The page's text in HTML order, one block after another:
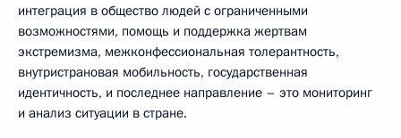
интеграция в общество людей с ограниченными
возможностями, помощь и поддержка жертвам
экстремизма, межконфессиональная толерантность,
внутристрановая мобильность, государственная
идентичность, и последнее направление – это мониторинг
и анализ ситуации в стране.